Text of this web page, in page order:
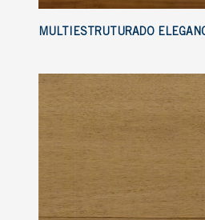
MULTIESTRUTURADO